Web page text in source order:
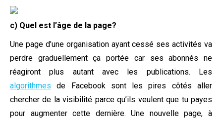
c) Quel est l’âge de la page?
Une page d’une organisation ayant cessé ses activités va
perdre graduellement ça portée car ses abonnés ne
réagiront plus autant avec les publications. Les
algorithmes de Facebook sont les pires côtés aller
chercher de la visibilité parce qu’ils veulent que tu payes
pour augmenter cette dernière. Une nouvelle page, à